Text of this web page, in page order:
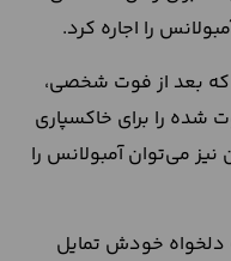
را اجاره کرد.
بعد از فوت شخصی،
شده را برای خاکسپاری
می‌توان آمبولانس را
خودش تمایل